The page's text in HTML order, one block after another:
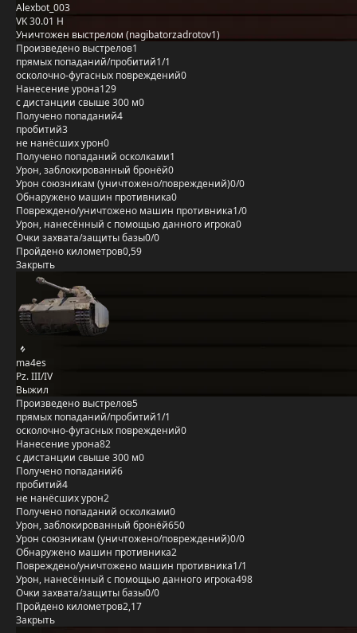
Alexbot_003
VK 30.01 H
Уничтожен выстрелом (nagibatorzadrotov1)
Произведено выстрелов1
прямых попаданий/пробитий1/1
осколочно-фугасных повреждений0
Нанесение урона129
с дистанции свыше 300 м0
Получено попаданий4
пробитий3
не нанёсших урон0
Получено попаданий осколками1
Урон, заблокированный бронёй0
Урон союзникам (уничтожено/повреждений)0/0
Обнаружено машин противника0
Повреждено/уничтожено машин противника1/0
Урон, нанесённый с помощью данного игрока0
Очки захвата/защиты базы0/0
Пройдено километров0,59
Закрыть
ma4es
Pz. III/IV
Выжил
Произведено выстрелов5
прямых попаданий/пробитий1/1
осколочно-фугасных повреждений0
Нанесение урона82
с дистанции свыше 300 м0
Получено попаданий6
пробитий4
не нанёсших урон2
Получено попаданий осколками0
Урон, заблокированный бронёй650
Урон союзникам (уничтожено/повреждений)0/0
Обнаружено машин противника2
Повреждено/уничтожено машин противника1/1
Урон, нанесённый с помощью данного игрока498
Очки захвата/защиты базы0/0
Пройдено километров2,17
Закрыть